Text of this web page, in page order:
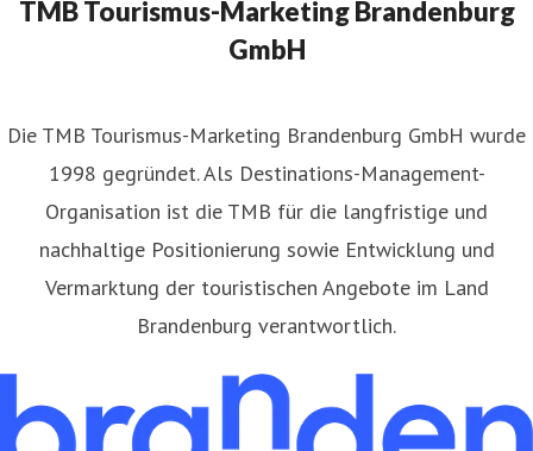
TMB Tourismus-Marketing Brandenburg
GmbH
​Die TMB Tourismus-Marketing Brandenburg GmbH wurde
1998 gegründet. Als Destinations-Management-
Organisation ist die TMB für die langfristige und
nachhaltige Positionierung sowie Entwicklung und
Vermarktung der touristischen Angebote im Land
Brandenburg verantwortlich.